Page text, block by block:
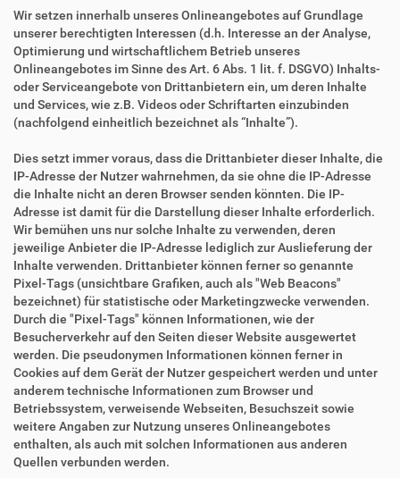
Wir setzen innerhalb unseres Onlineangebotes auf Grundlage
unserer berechtigten Interessen (d.h. Interesse an der Analyse,
Optimierung und wirtschaftlichem Betrieb unseres
Onlineangebotes im Sinne des Art. 6 Abs. 1 lit. f. DSGVO) Inhalts-
oder Serviceangebote von Drittanbietern ein, um deren Inhalte
und Services, wie z.B. Videos oder Schriftarten einzubinden
(nachfolgend einheitlich bezeichnet als “Inhalte”).
Dies setzt immer voraus, dass die Drittanbieter dieser Inhalte, die
IP-Adresse der Nutzer wahrnehmen, da sie ohne die IP-Adresse
die Inhalte nicht an deren Browser senden könnten. Die IP-
Adresse ist damit für die Darstellung dieser Inhalte erforderlich.
Wir bemühen uns nur solche Inhalte zu verwenden, deren
jeweilige Anbieter die IP-Adresse lediglich zur Auslieferung der
Inhalte verwenden. Drittanbieter können ferner so genannte
Pixel-Tags (unsichtbare Grafiken, auch als "Web Beacons"
bezeichnet) für statistische oder Marketingzwecke verwenden.
Durch die "Pixel-Tags" können Informationen, wie der
Besucherverkehr auf den Seiten dieser Website ausgewertet
werden. Die pseudonymen Informationen können ferner in
Cookies auf dem Gerät der Nutzer gespeichert werden und unter
anderem technische Informationen zum Browser und
Betriebssystem, verweisende Webseiten, Besuchszeit sowie
weitere Angaben zur Nutzung unseres Onlineangebotes
enthalten, als auch mit solchen Informationen aus anderen
Quellen verbunden werden.